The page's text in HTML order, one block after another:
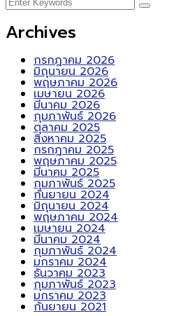
Archives
กรกฎาคม 2026
มิถุนายน 2026
พฤษภาคม 2026
เมษายน 2026
มีนาคม 2026
กุมภาพันธ์ 2026
ตุลาคม 2025
สิงหาคม 2025
กรกฎาคม 2025
พฤษภาคม 2025
มีนาคม 2025
กุมภาพันธ์ 2025
กันยายน 2024
มิถุนายน 2024
พฤษภาคม 2024
เมษายน 2024
มีนาคม 2024
กุมภาพันธ์ 2024
มกราคม 2024
ธันวาคม 2023
กุมภาพันธ์ 2023
มกราคม 2023
กันยายน 2021